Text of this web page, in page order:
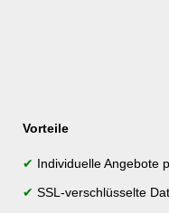
Vorteile
✔ Individuelle Angebote
✔ SSL-verschlüsselte